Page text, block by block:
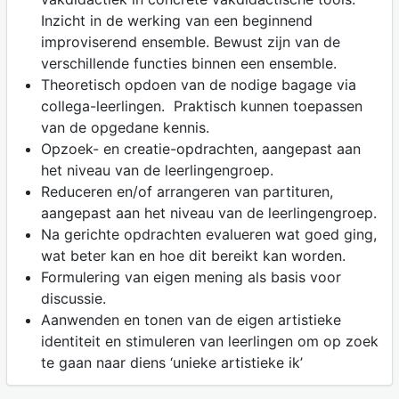
Inzicht in de werking van een beginnend
improviserend ensemble. Bewust zijn van de
verschillende functies binnen een ensemble.
Theoretisch opdoen van de nodige bagage via
collega-leerlingen. Praktisch kunnen toepassen
van de opgedane kennis.
Opzoek- en creatie-opdrachten, aangepast aan
het niveau van de leerlingengroep.
Reduceren en/of arrangeren van partituren,
aangepast aan het niveau van de leerlingengroep.
Na gerichte opdrachten evalueren wat goed ging,
wat beter kan en hoe dit bereikt kan worden.
Formulering van eigen mening als basis voor
discussie.
Aanwenden en tonen van de eigen artistieke
identiteit en stimuleren van leerlingen om op zoek
te gaan naar diens ‘unieke artistieke ik’